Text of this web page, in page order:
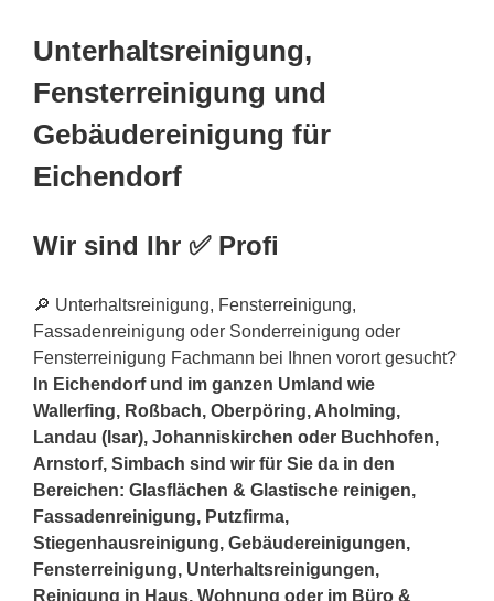
Unterhaltsreinigung,
Fensterreinigung und
Gebäudereinigung für
Eichendorf
Wir sind Ihr ✅ Profi
🔎 Unterhaltsreinigung, Fensterreinigung,
Fassadenreinigung oder Sonderreinigung oder
Fensterreinigung Fachmann bei Ihnen vorort gesucht?
In Eichendorf und im ganzen Umland wie
Wallerfing, Roßbach, Oberpöring, Aholming,
Landau (Isar), Johanniskirchen oder Buchhofen,
Arnstorf, Simbach sind wir für Sie da in den
Bereichen: Glasflächen & Glastische reinigen,
Fassadenreinigung, Putzfirma,
Stiegenhausreinigung, Gebäudereinigungen,
Fensterreinigung, Unterhaltsreinigungen,
Reinigung in Haus, Wohnung oder im Büro &